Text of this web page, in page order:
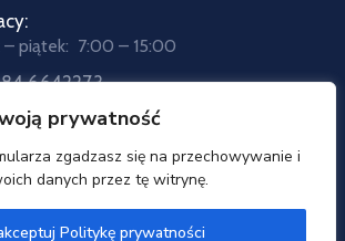
prywatność
zgadzasz się na przechowywanie i
danych przez tę witrynę.
Politykę prywatności
– piątek: 7:00 – 15:00
6642273